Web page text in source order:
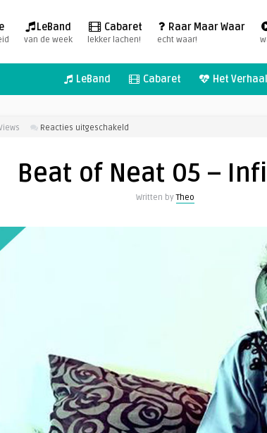
LeBand
van de week
Cabaret
lekker lachen!
Raar Maar Waar
echt waar!
LeBand Cabaret Het
Reacties uitgeschakeld
Neat
Beat of Neat 05 –
Written byTheo